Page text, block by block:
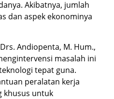
Akibatnya, jumlah
dan aspek ekonominya
Andiopenta, M. Hum.,
masalah ini
tepat guna.
peralatan kerja
khusus untuk